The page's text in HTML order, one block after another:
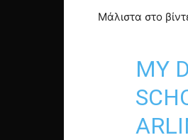
Μάλιστα στο
MY